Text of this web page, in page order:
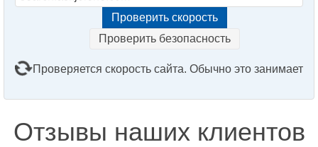
Проверить безопасность
Проверяется скорость сайта. Обычно это занимает
Отзывы наших клиентов